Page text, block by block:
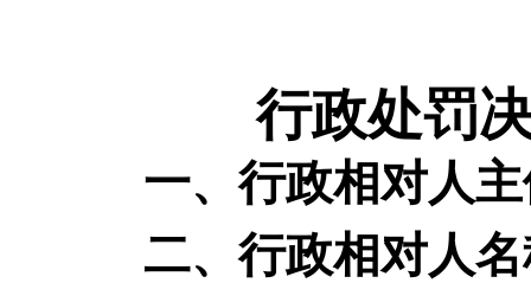
行政处罚
一、行政相对人
二、行政相对人